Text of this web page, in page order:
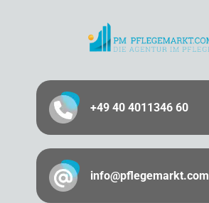
+49 40 4011346 60
info@pflegemarkt.com